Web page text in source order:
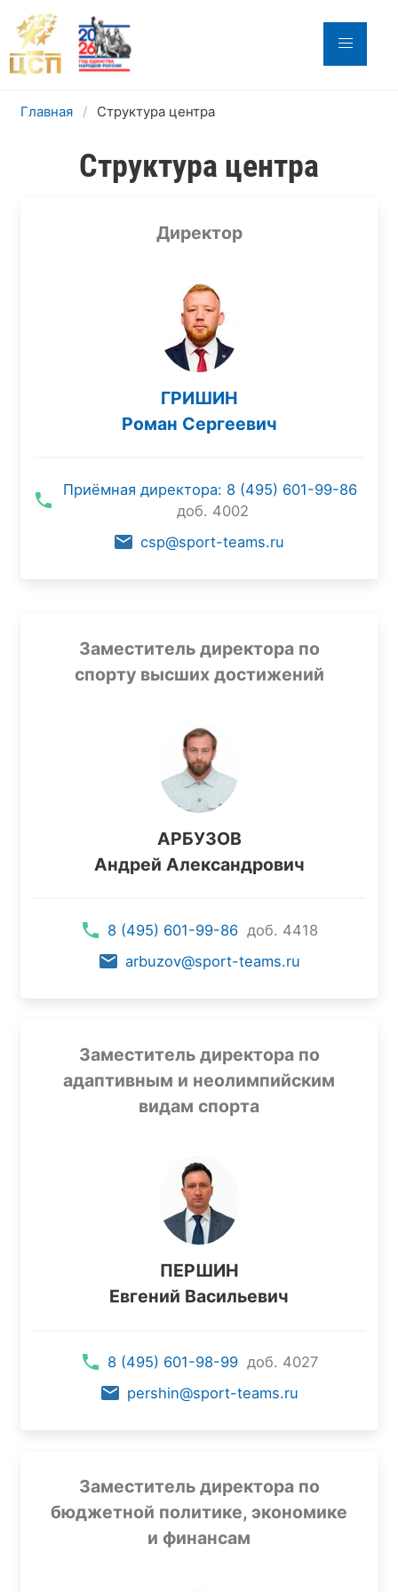
Главная Структура центра
Структура центра
Директор
ГРИШИН
Роман Сергеевич
Приёмная директора: 8 (495) 601-99-86
доб. 4002
csp@sport-teams.ru
Заместитель директора по
спорту высших достижений
АРБУЗОВ
Андрей Александрович
8 (495) 601-99-86 доб. 4418
arbuzov@sport-teams.ru
Заместитель директора по
адаптивным и неолимпийским
видам спорта
ПЕРШИН
Евгений Васильевич
8 (495) 601-98-99 доб. 4027
pershin@sport-teams.ru
Заместитель директора по
бюджетной политике, экономике
и финансам